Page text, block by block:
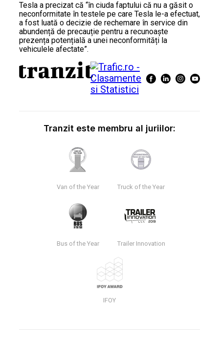
Tesla a precizat că “în ciuda faptului că nu a găsit o
neconformitate în testele pe care Tesla le-a efectuat,
a fost luată o decizie de rechemare în service din
abundență de precauție pentru a recunoaște
prezența potențială a unei neconformități la
vehiculele afectate”.
Tranzit este membru al juriilor:
Van of the Year Truck of the Year
Bus of the Year Trailer Innovation
IFOY